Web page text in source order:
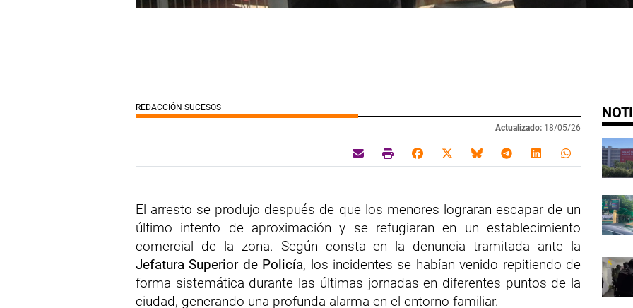
REDACCIÓN SUCESOS
Actualizado: 18/05/26
El arresto se produjo después de que los menores lograran escapar de un
último intento de aproximación y se refugiaran en un establecimiento
comercial de la zona. Según consta en la denuncia tramitada ante la
Jefatura Superior de Policía, los incidentes se habían venido repitiendo de
forma sistemática durante las últimas jornadas en diferentes puntos de la
ciudad, generando una profunda alarma en el entorno familiar.